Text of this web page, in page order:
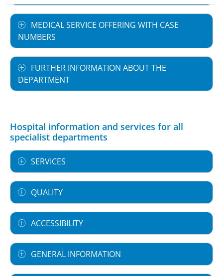
MEDICAL SERVICE OFFERING WITH CASE
NUMBERS
FURTHER INFORMATION ABOUT THE
DEPARTMENT
Hospital information and services for all
specialist departments
SERVICES
QUALITY
ACCESSIBILITY
GENERAL INFORMATION